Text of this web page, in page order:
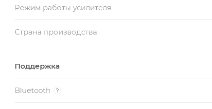
Режим работы усилителя
Страна производства
Поддержка
Bluetooth ?